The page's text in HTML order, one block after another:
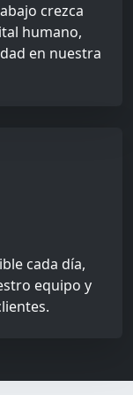
crezca
humano,
en nuestra
cada día,
equipo y